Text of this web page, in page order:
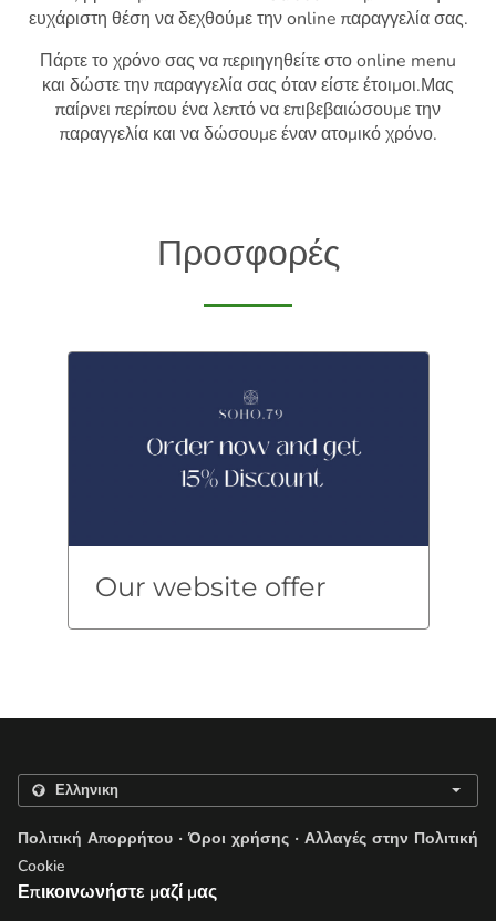
ευχάριστη θέση να δεχθούμε την online παραγγελία σας.
Πάρτε το χρόνο σας να περιηγηθείτε στο online menu
και δώστε την παραγγελία σας όταν είστε έτοιμοι.Μας
παίρνει περίπου ένα λεπτό να επιβεβαιώσουμε την
παραγγελία και να δώσουμε έναν ατομικό χρόνο.
Προσφορές
Our website offer
Πολιτική Απορρήτου . Όροι χρήσης . Αλλαγές στην Πολιτική
Cookie
Επικοινωνήστε μαζί μας